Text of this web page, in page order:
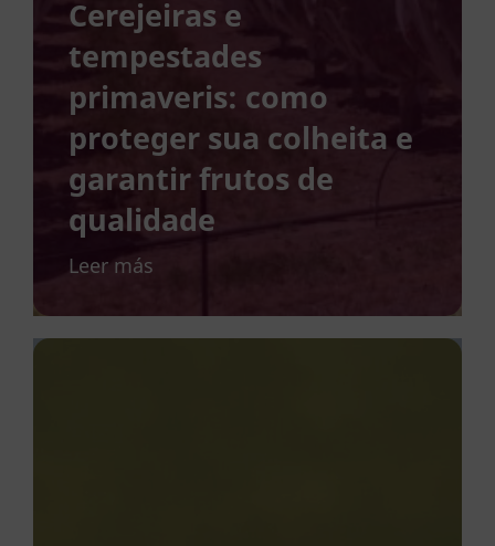
Cerejeiras e
tempestades
primaveris: como
proteger sua colheita e
garantir frutos de
qualidade
Leer más